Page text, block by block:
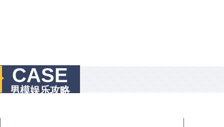
CASE
男模娱乐攻略